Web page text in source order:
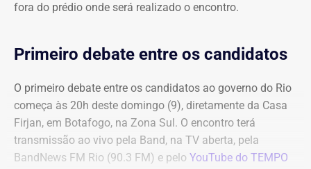
fora do prédio onde será realizado o encontro.
Primeiro debate entre os candidatos
O primeiro debate entre os candidatos ao governo do Rio
começa às 20h deste domingo (9), diretamente da Casa
Firjan, em Botafogo, na Zona Sul. O encontro terá
transmissão ao vivo pela Band, na TV aberta, pela
BandNews FM Rio (90.3 FM) e pelo YouTube do TEMPO